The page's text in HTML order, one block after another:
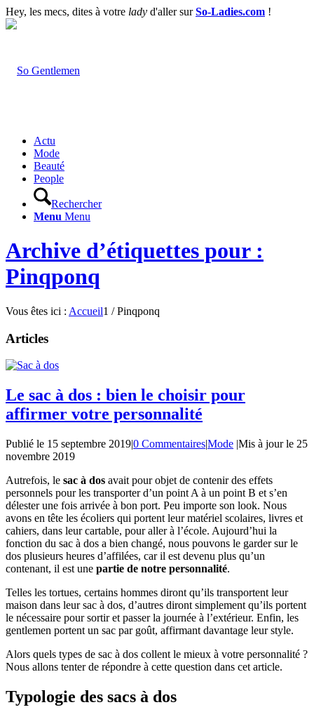
Hey, les mecs, dites à votre lady d'aller surSo-Ladies.com !
Actu
Mode
Beauté
People
Rechercher
Menu Menu
Archive d’étiquettes pour :
Pinqponq
Vous êtes ici : Accueil1 / Pinqponq
Articles
Le sac à dos : bien le choisir pour
affirmer votre personnalité
Publié le 15 septembre 2019|0 Commentaires|Mode |Mis à jour le 25
novembre 2019
Autrefois, le sac à dos avait pour objet de contenir des effets
personnels pour les transporter d’un point A à un point B et s’en
délester une fois arrivée à bon port. Peu importe son look. Nous
avons en tête les écoliers qui portent leur matériel scolaires, livres et
cahiers, dans leur cartable, pour aller à l’école. Aujourd’hui la
fonction du sac à dos a bien changé, nous pouvons le garder sur le
dos plusieurs heures d’affilées, car il est devenu plus qu’un
contenant, il est une partie de notre personnalité.
Telles les tortues, certains hommes diront qu’ils transportent leur
maison dans leur sac à dos, d’autres diront simplement qu’ils portent
le nécessaire pour sortir et passer la journée à l’extérieur. Enfin, les
gentlemen portent un sac par goût, affirmant davantage leur style.
Alors quels types de sac à dos collent le mieux à votre personnalité ?
Nous allons tenter de répondre à cette question dans cet article.
Typologie des sacs à dos